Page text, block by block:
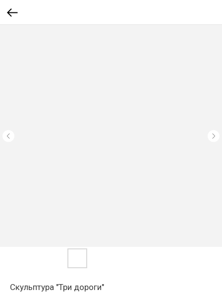
Скульптура "Три дороги"